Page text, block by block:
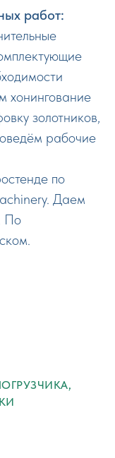
работ:
хонингование
золотников,
рабочие
по
Даем
По